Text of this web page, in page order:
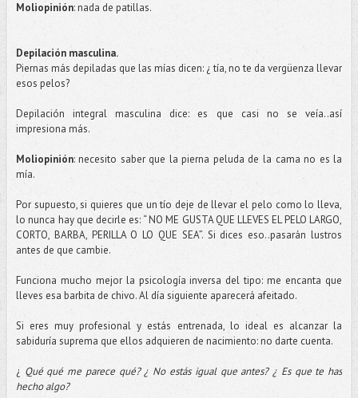
Moliopinión: nada de patillas.
Depilación masculina.
Piernas más depiladas que las mías dicen: ¿ tía, no te da vergüenza llevar
esos pelos?
Depilación integral masculina dice: es que casi no se veía..así
impresiona más.
Moliopinión: necesito saber que la pierna peluda de la cama no es la
mía.
Por supuesto, si quieres que untío deje de llevar el pelo como lo lleva,
lo nunca hay que decirle es: “ NO ME GUSTA QUE LLEVES EL PELO LARGO,
CORTO, BARBA, PERILLA O LO QUE SEA”. Si dices eso..pasarán lustros
antes de que cambie.
Funciona mucho mejor la psicología inversa del tipo: me encanta que
lleves esa barbita de chivo. Al día siguiente aparecerá afeitado.
Si eres muy profesional y estás entrenada, lo ideal es alcanzar la
sabiduría suprema que ellos adquieren de nacimiento: no darte cuenta.
¿ Qué qué me parece qué? ¿ No estás igual que antes? ¿ Es que te has
hecho algo?